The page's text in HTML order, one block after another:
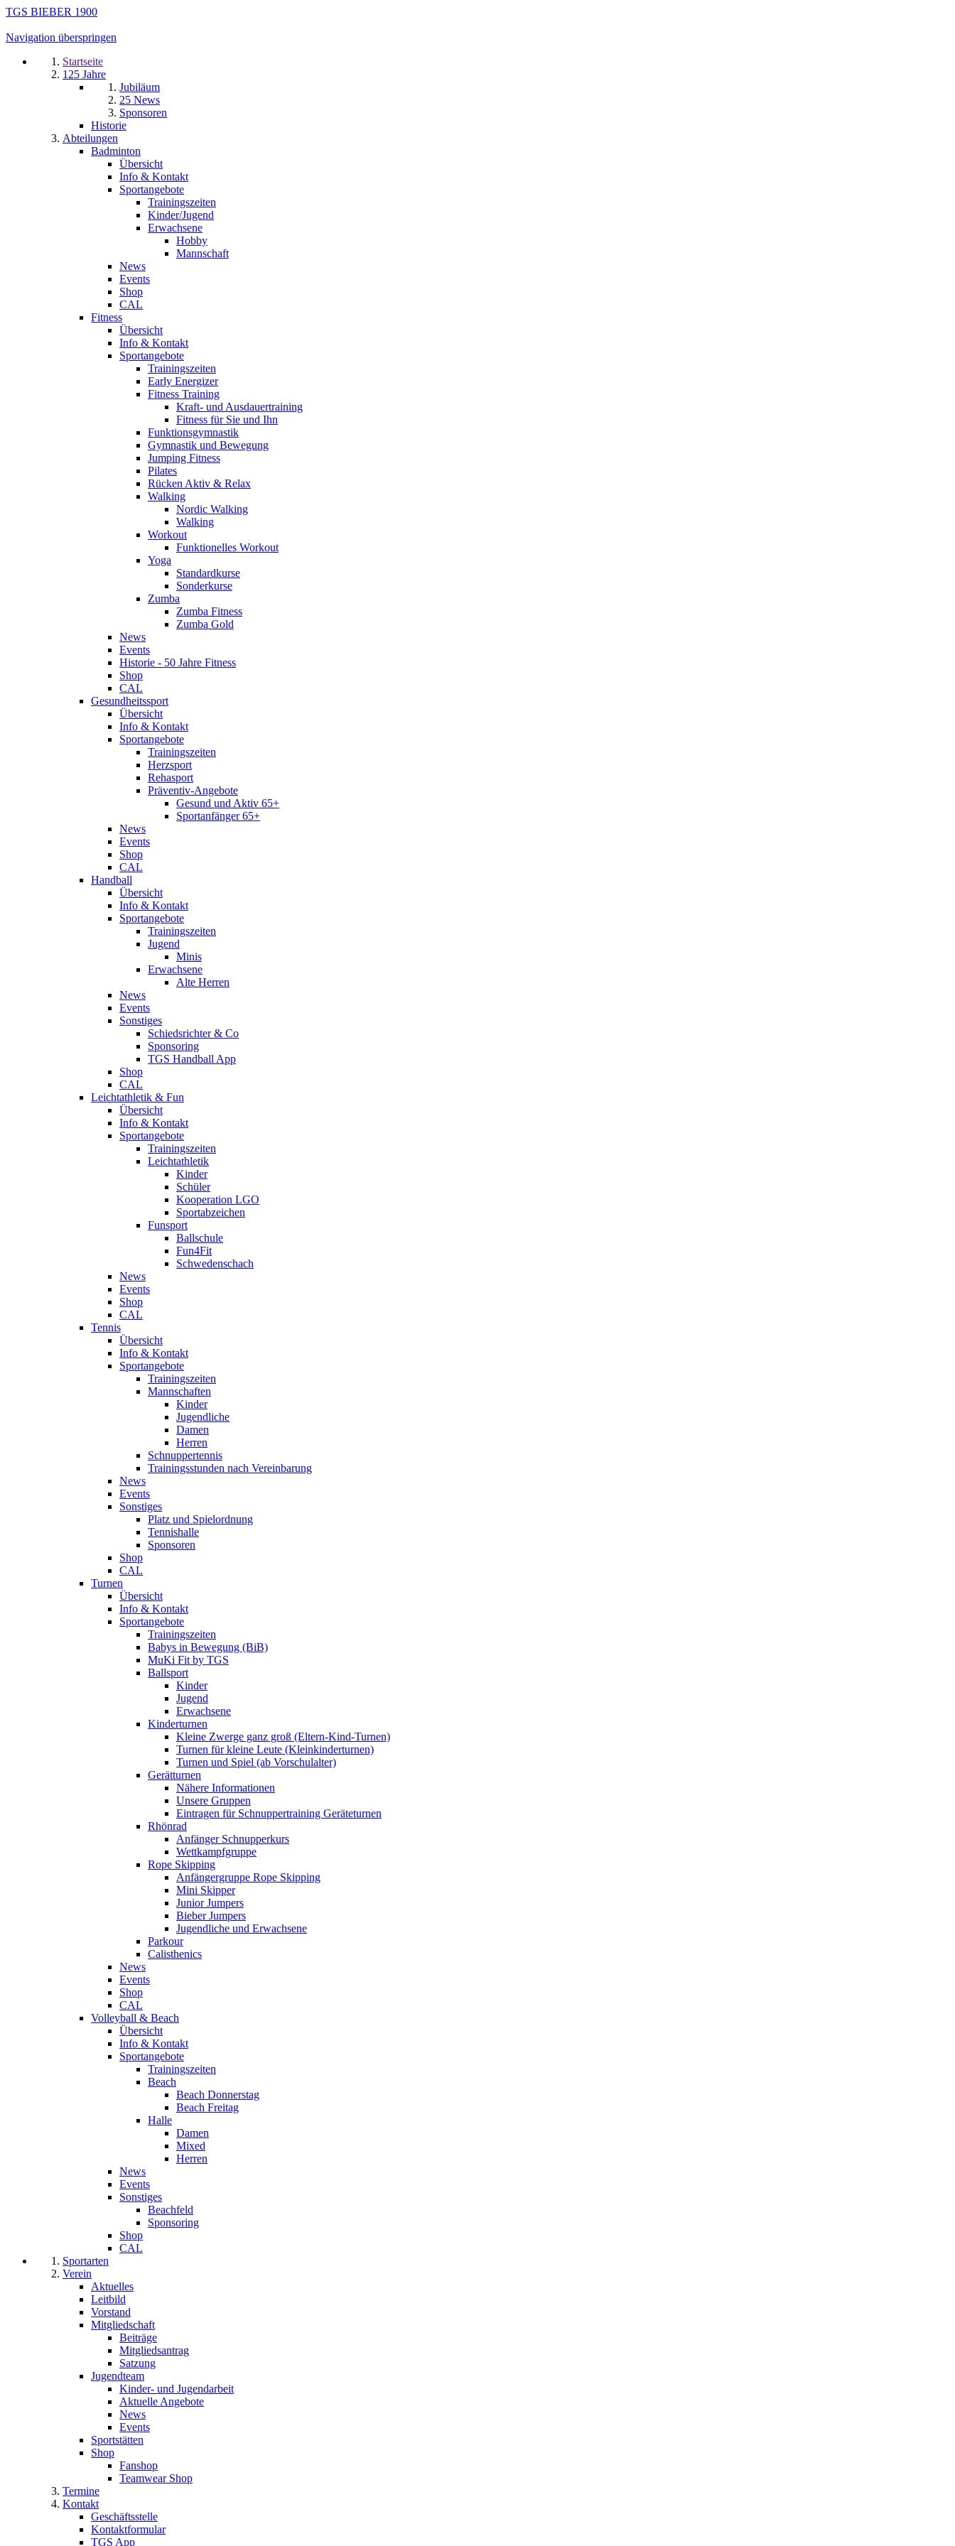
TGS BIEBER 1900
Navigation überspringen
Startseite
125 Jahre
Jubiläum
25 News
Sponsoren
Historie
Abteilungen
Badminton
Übersicht
Info & Kontakt
Sportangebote
Trainingszeiten
Kinder/Jugend
Erwachsene
Hobby
Mannschaft
News
Events
Shop
CAL
Fitness
Übersicht
Info & Kontakt
Sportangebote
Trainingszeiten
Early Energizer
Fitness Training
Kraft- und Ausdauertraining
Fitness für Sie und Ihn
Funktionsgymnastik
Gymnastik und Bewegung
Jumping Fitness
Pilates
Rücken Aktiv & Relax
Walking
Nordic Walking
Walking
Workout
Funktionelles Workout
Yoga
Standardkurse
Sonderkurse
Zumba
Zumba Fitness
Zumba Gold
News
Events
Historie - 50 Jahre Fitness
Shop
CAL
Gesundheitssport
Übersicht
Info & Kontakt
Sportangebote
Trainingszeiten
Herzsport
Rehasport
Präventiv-Angebote
Gesund und Aktiv 65+
Sportanfänger 65+
News
Events
Shop
CAL
Handball
Übersicht
Info & Kontakt
Sportangebote
Trainingszeiten
Jugend
Minis
Erwachsene
Alte Herren
News
Events
Sonstiges
Schiedsrichter & Co
Sponsoring
TGS Handball App
Shop
CAL
Leichtathletik & Fun
Übersicht
Info & Kontakt
Sportangebote
Trainingszeiten
Leichtathletik
Kinder
Schüler
Kooperation LGO
Sportabzeichen
Funsport
Ballschule
Fun4Fit
Schwedenschach
News
Events
Shop
CAL
Tennis
Übersicht
Info & Kontakt
Sportangebote
Trainingszeiten
Mannschaften
Kinder
Jugendliche
Damen
Herren
Schnuppertennis
Trainingsstunden nach Vereinbarung
News
Events
Sonstiges
Platz und Spielordnung
Tennishalle
Sponsoren
Shop
CAL
Turnen
Übersicht
Info & Kontakt
Sportangebote
Trainingszeiten
Babys in Bewegung (BiB)
MuKi Fit by TGS
Ballsport
Kinder
Jugend
Erwachsene
Kinderturnen
Kleine Zwerge ganz groß (Eltern-Kind-Turnen)
Turnen für kleine Leute (Kleinkinderturnen)
Turnen und Spiel (ab Vorschulalter)
Gerätturnen
Nähere Informationen
Unsere Gruppen
Eintragen für Schnuppertraining Geräteturnen
Rhönrad
Anfänger Schnupperkurs
Wettkampfgruppe
Rope Skipping
Anfängergruppe Rope Skipping
Mini Skipper
Junior Jumpers
Bieber Jumpers
Jugendliche und Erwachsene
Parkour
Calisthenics
News
Events
Shop
CAL
Volleyball & Beach
Übersicht
Info & Kontakt
Sportangebote
Trainingszeiten
Beach
Beach Donnerstag
Beach Freitag
Halle
Damen
Mixed
Herren
News
Events
Sonstiges
Beachfeld
Sponsoring
Shop
CAL
Sportarten
Verein
Aktuelles
Leitbild
Vorstand
Mitgliedschaft
Beiträge
Mitgliedsantrag
Satzung
Jugendteam
Kinder- und Jugendarbeit
Aktuelle Angebote
News
Events
Sportstätten
Shop
Fanshop
Teamwear Shop
Termine
Kontakt
Geschäftsstelle
Kontaktformular
TGS App